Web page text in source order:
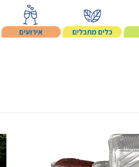
כלים מתכלים אירועים